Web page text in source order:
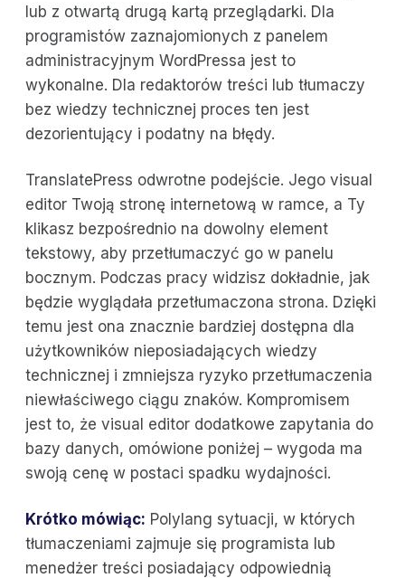
lub z otwartą drugą kartą przeglądarki. Dla
programistów zaznajomionych z panelem
administracyjnym WordPressa jest to
wykonalne. Dla redaktorów treści lub tłumaczy
bez wiedzy technicznej proces ten jest
dezorientujący i podatny na błędy.
TranslatePress odwrotne podejście. Jego visual
editor Twoją stronę internetową w ramce, a Ty
klikasz bezpośrednio na dowolny element
tekstowy, aby przetłumaczyć go w panelu
bocznym. Podczas pracy widzisz dokładnie, jak
będzie wyglądała przetłumaczona strona. Dzięki
temu jest ona znacznie bardziej dostępna dla
użytkowników nieposiadających wiedzy
technicznej i zmniejsza ryzyko przetłumaczenia
niewłaściwego ciągu znaków. Kompromisem
jest to, że visual editor dodatkowe zapytania do
bazy danych, omówione poniżej – wygoda ma
swoją cenę w postaci spadku wydajności.
Krótko mówiąc: Polylang sytuacji, w których
tłumaczeniami zajmuje się programista lub
menedżer treści posiadający odpowiednią